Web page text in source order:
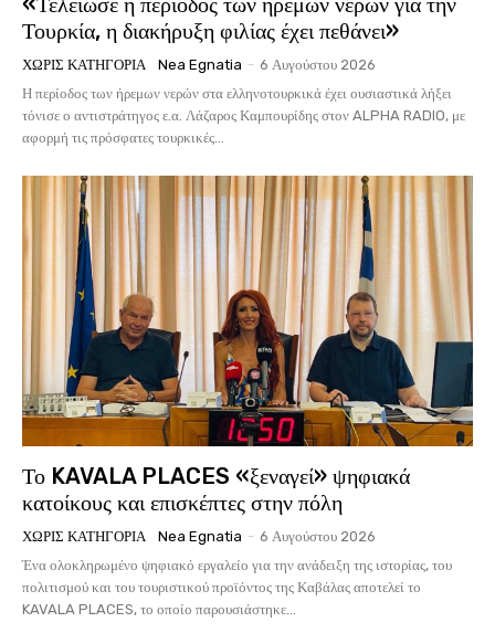
Τουρκία, η διακήρυξη φιλίας έχει πεθάνει»
ΧΩΡΊΣ ΚΑΤΗΓΟΡΊΑ Nea Egnatia - 6 Αυγούστου 2026
Η περίοδος των ήρεμων νερών στα ελληνοτουρκικά έχει ουσιαστικά λήξει
τόνισε ο αντιστράτηγος ε.α. Λάζαρος Καμπουρίδης στον ALPHA RADIO, με
αφορμή τις πρόσφατες τουρκικές...
Το KAVALA PLACES «ξεναγεί» ψηφιακά
κατοίκους και επισκέπτες στην πόλη
ΧΩΡΊΣ ΚΑΤΗΓΟΡΊΑ Nea Egnatia - 6 Αυγούστου 2026
Ένα ολοκληρωμένο ψηφιακό εργαλείο για την ανάδειξη της ιστορίας, του
πολιτισμού και του τουριστικού προϊόντος της Καβάλας αποτελεί το
KAVALA PLACES, το οποίο παρουσιάστηκε...